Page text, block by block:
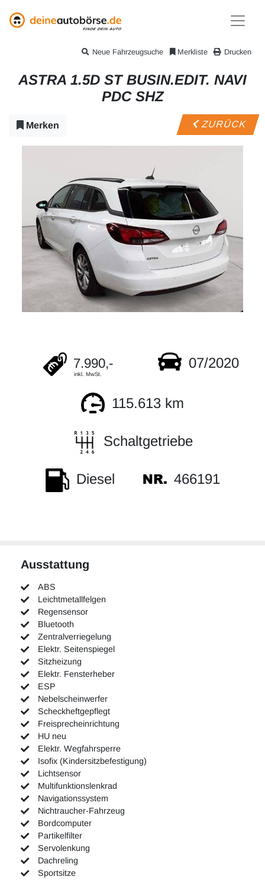
Drucken
Merkliste
Neue Fahrzeugsuche
ASTRA 1.5D ST BUSIN.EDIT. NAVI
PDC SHZ
Merken ZURÜCK
7.990,-
inkl. MwSt.
07/2020
115.613 km
Schaltgetriebe
Diesel 466191
Ausstattung
ABS
Leichtmetallfelgen
Regensensor
Bluetooth
Zentralverriegelung
Elektr. Seitenspiegel
Sitzheizung
Elektr. Fensterheber
ESP
Nebelscheinwerfer
Scheckheftgepflegt
Freisprecheinrichtung
HU neu
Elektr. Wegfahrsperre
Isofix (Kindersitzbefestigung)
Lichtsensor
Multifunktionslenkrad
Navigationssystem
Nichtraucher-Fahrzeug
Bordcomputer
Partikelfilter
Servolenkung
Dachreling
Sportsitze